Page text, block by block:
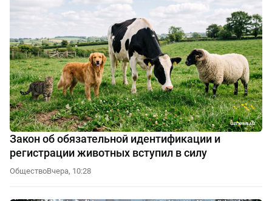
Закон об обязательной идентификации и
регистрации животных вступил в силу
ОбществоВчера, 10:28